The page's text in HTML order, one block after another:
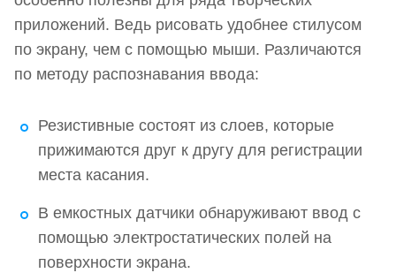
приложений. Ведь рисовать удобнее стилусом
по экрану, чем с помощью мыши. Различаются
по методу распознавания ввода:
Резистивные состоят из слоев, которые
прижимаются друг к другу для регистрации
места касания.
В емкостных датчики обнаруживают ввод с
помощью электростатических полей на
поверхности экрана.